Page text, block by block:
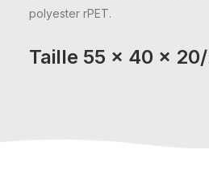
polyester rPET.
Taille 55 x 40 x